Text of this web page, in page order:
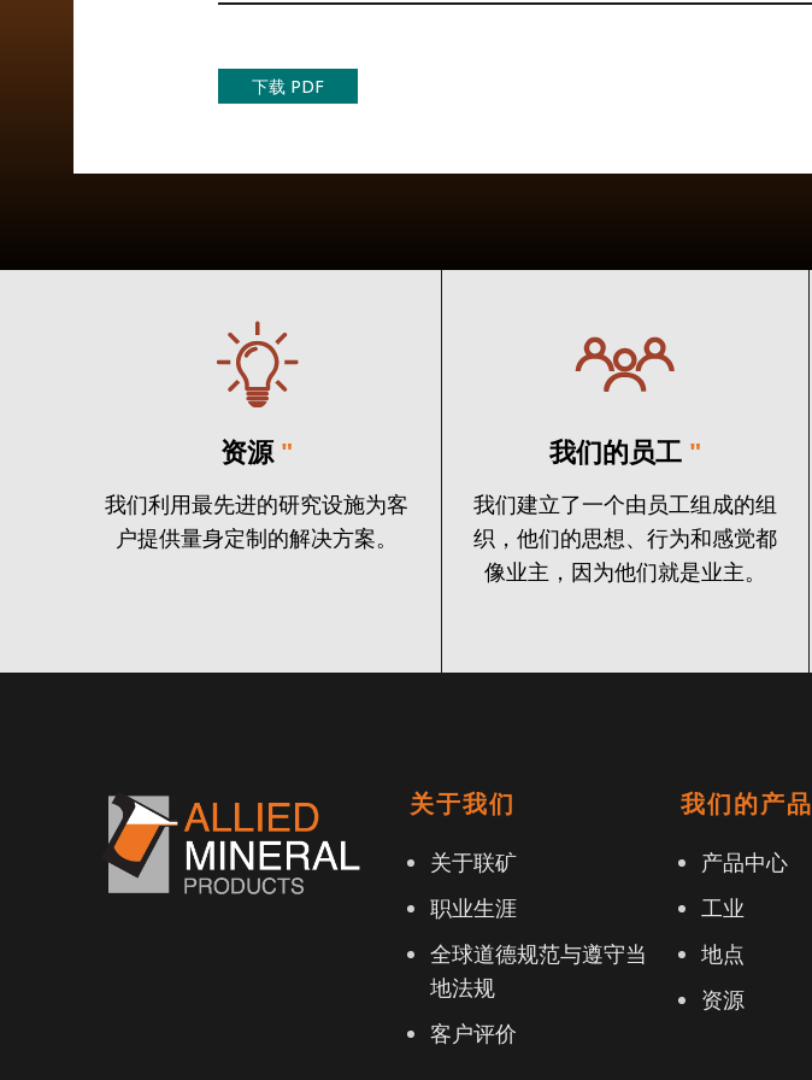
下载 PDF
资源 "
我们利用最先进的研究设施为客
户提供量身定制的解决方案。
我们的员工 "
我们建立了一个由员工组成的组
织，他们的思想、行为和感觉都
像业主，因为他们就是业主。
关于我们
关于联矿
职业生涯
全球道德规范与遵守当
地法规
客户评价
我们的产品
产品中心
工业
地点
资源